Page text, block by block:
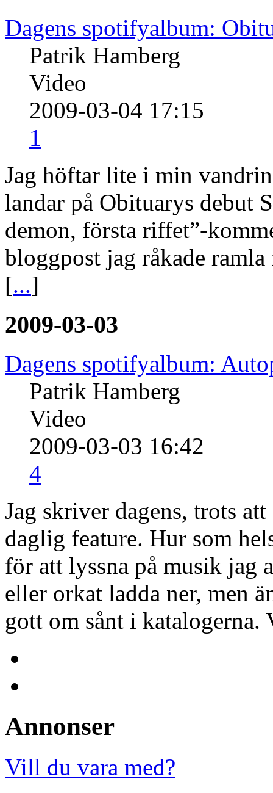
Dagens spotifyalbum:
Patrik Hamberg
Video
2009-03-04 17:15
1
Jag höftar lite i min
landar på Obituarys debut
demon, första riffet”-
bloggpost jag råkade
[...]
2009-03-03
Dagens spotifyalbum:
Patrik Hamberg
Video
2009-03-03 16:42
4
Jag skriver dagens, trots
daglig feature. Hur som
för att lyssna på musik jag
eller orkat ladda ner, men
gott om sånt i
Annonser
Vill du vara med?